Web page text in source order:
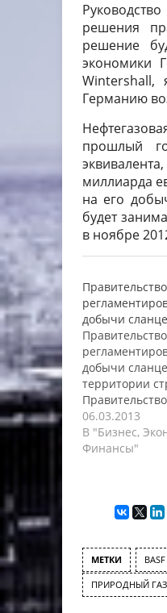
решения
решение
экономики
Wintershall,
Германию
прошлый
миллиарда
на его
будет
в ноябре
добычи
добычи
территории
подписан
добыче
территории
газа, сколько
порядок и
направлен на
нивелировать
последствия
технологии
06.03.2013
В "Бизнес,
Финансы"
МЕТКИ BASF
ПРИРОДНЫЙ ГАЗ